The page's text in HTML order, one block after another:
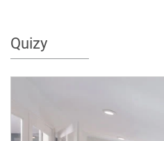
Quizy